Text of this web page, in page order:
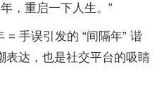
，重启一下人生。”
= 手误引发的 “间隔年” 谐
表达，也是社交平台的吸睛